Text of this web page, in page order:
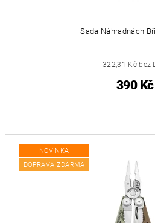
Sada Náhradnách
322,31 Kč bez
390 Kč
NOVINKA
DOPRAVA ZDARMA